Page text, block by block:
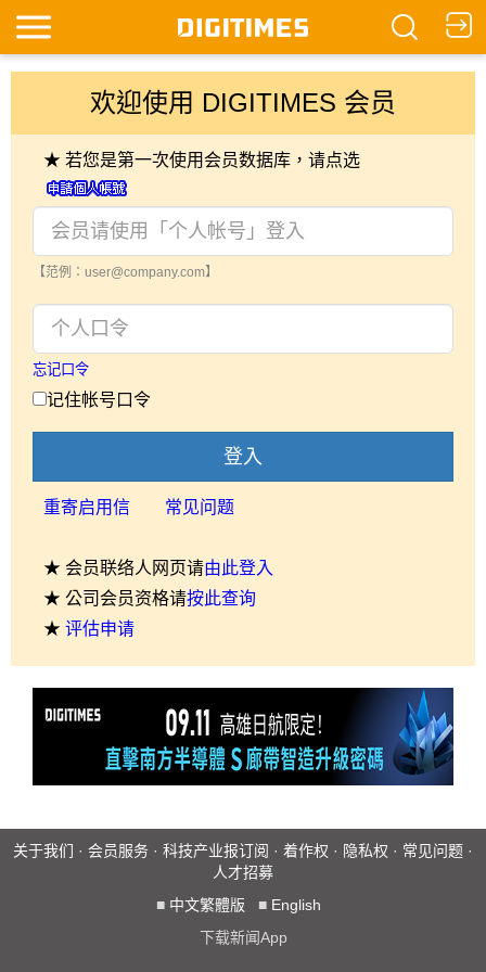
欢迎使用 DIGITIMES 会员
★ 若您是第一次使用会员数据库，请点选
【范例：user@company.com】
忘记口令
记住帐号口令
登入
重寄启用信 常见问题
★ 会员联络人网页请由此登入
★ 公司会员资格请按此查询
★ 评估申请
关于我们 · 会员服务 · 科技产业报订阅 · 着作权 · 隐私权 · 常见问题 ·
人才招募
■ 中文繁體版 ■ English
下载新闻App